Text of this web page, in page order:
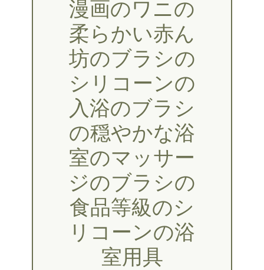
漫画のワニの
柔らかい赤ん
坊のブラシの
シリコーンの
入浴のブラシ
の穏やかな浴
室のマッサー
ジのブラシの
食品等級のシ
リコーンの浴
室用具